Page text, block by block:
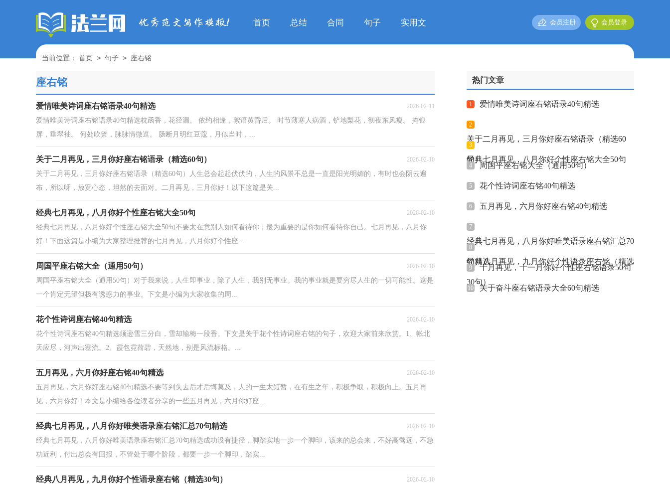
首页 总结 合同 句子 实用文 会员登录
会员注册
当前位置： 首页 > 句子 > 座右铭
座右铭
爱情唯美诗词座右铭语录40句精选 2026-02-11
爱情唯美诗词座右铭语录40句精选枕函香，花径漏。 依约相逢，絮语黄昏后。 时节薄寒人病酒，铲地梨花，彻夜东风瘦。 掩银
屏，垂翠袖。 何处吹箫，脉脉情微逗。 肠断月明红豆蔻，月似当时，...
关于二月再见，三月你好座右铭语录（精选60句） 2026-02-10
关于二月再见，三月你好座右铭语录（精选60句）人生总会起起伏伏的，人生的风景不总是一直是阳光明媚的，有时也会阴云遍
布，所以呀，放宽心态，坦然的去面对。二月再见，三月你好！以下这篇是关...
经典七月再见，八月你好个性座右铭大全50句 2026-02-10
经典七月再见，八月你好个性座右铭大全50句不要太在意别人如何看待你；最为重要的是你如何看待你自己。七月再见，八月你
好！下面这篇是小编为大家整理推荐的七月再见，八月你好个性座...
周国平座右铭大全（通用50句） 2026-02-10
周国平座右铭大全（通用50句）对于我来说，人生即事业，除了人生，我别无事业。我的事业就是要穷尽人生的一切可能性。这是
一个肯定无望但极有诱惑力的事业。下文是小编为大家收集的周...
花个性诗词座右铭40句精选 2026-02-10
花个性诗词座右铭40句精选须逊雪三分白，雪却输梅一段香。下文是关于花个性诗词座右铭的句子，欢迎大家前来欣赏。1、帐北
天应尽，河声出塞流。2、霞包霓荷碧，天然地，别是风流标格。...
五月再见，六月你好座右铭40句精选 2026-02-10
五月再见，六月你好座右铭40句精选不要等到失去后才后悔莫及，人的一生太短暂，在有生之年，积极争取，积极向上。五月再
见，六月你好！本文是小编给各位读者分享的一些五月再见，六月你好座...
经典七月再见，八月你好唯美语录座右铭汇总70句精选 2026-02-10
经典七月再见，八月你好唯美语录座右铭汇总70句精选成功没有捷径，脚踏实地一步一个脚印，该来的总会来，不好高骛远，不急
功近利，付出总会有回报，不管处于哪个阶段，都要一步一个脚印，踏实...
经典八月再见，九月你好个性语录座右铭（精选30句） 2026-02-10
热门文章
1 爱情唯美诗词座右铭语录40句精选
2
关于二月再见，三月你好座右铭语录（精选60
句）
3
经典七月再见，八月你好个性座右铭大全50句
4 周国平座右铭大全（通用50句）
5 花个性诗词座右铭40句精选
6 五月再见，六月你好座右铭40句精选
7
经典七月再见，八月你好唯美语录座右铭汇总70
句精选
8
经典八月再见，九月你好个性语录座右铭（精选
30句）
9 十月再见，十一月你好个性座右铭语录50句
10 关于奋斗座右铭语录大全60句精选